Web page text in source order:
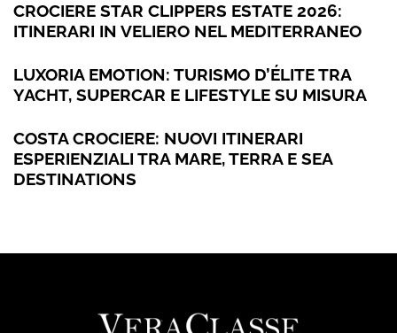
CROCIERE STAR CLIPPERS ESTATE 2026:
ITINERARI IN VELIERO NEL MEDITERRANEO
LUXORIA EMOTION: TURISMO D’ÉLITE TRA
YACHT, SUPERCAR E LIFESTYLE SU MISURA
COSTA CROCIERE: NUOVI ITINERARI
ESPERIENZIALI TRA MARE, TERRA E SEA
DESTINATIONS